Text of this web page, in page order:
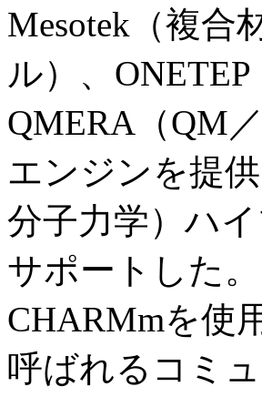
Mesotek（複合
ル）、
QMERA（QM
エンジンを提
分子力学）ハ
サポートした
CHARMmを使
呼ばれるコミ